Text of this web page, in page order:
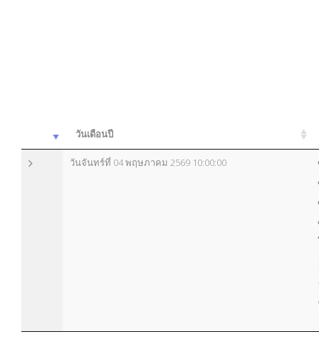
วันเดือนปี
วันจันทร์ที่ 04 พฤษภาคม 2569 10:00:00